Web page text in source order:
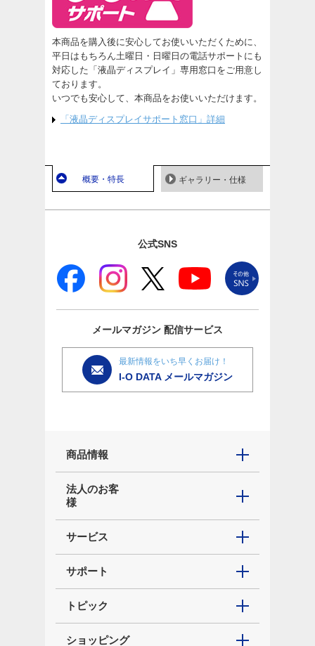
本商品を購入後に安心してお使いいただくために、
平日はもちろん土曜日・日曜日の電話サポートにも
対応した「液晶ディスプレイ」専用窓口をご用意し
ております。
いつでも安心して、本商品をお使いいただけます。
「液晶ディスプレイサポート窓口」詳細
概要・特長 ギャラリー・仕様
公式SNS
メールマガジン 配信サービス
最新情報をいち早くお届け！
I-O DATA メールマガジン
商品情報
法人のお客
様
サービス
サポート
トピック
ショッピング